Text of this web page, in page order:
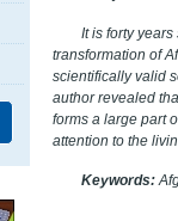
It is forty
transformation of
scientifically valid
author revealed
forms a large part
attention to the
Keywords: